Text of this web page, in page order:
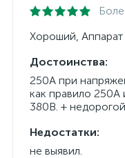
Хороший, Аппарат
Достоинства:
250А при
как правило
380В. +
Недостатки:
не выявил.